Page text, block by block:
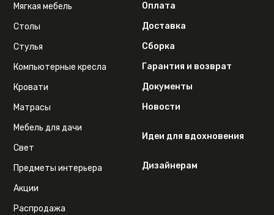
Мягкая мебель
Столы
Стулья
Компьютерные кресла
Кровати
Матрасы
Мебель для дачи
Свет
Предметы интерьера
Акции
Распродажа
Оплата
Доставка
Сборка
Гарантия и возврат
Документы
Новости
Идеи для вдохновения
Дизайнерам